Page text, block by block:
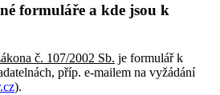
formuláře a kde jsou k
č. 107/2002 Sb. je formulář k
příp. e-mailem na vyžádání
).